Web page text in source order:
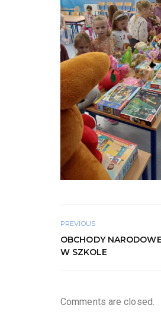
PREVIOUS
OBCHODY
W SZKOLE
Comments are closed.